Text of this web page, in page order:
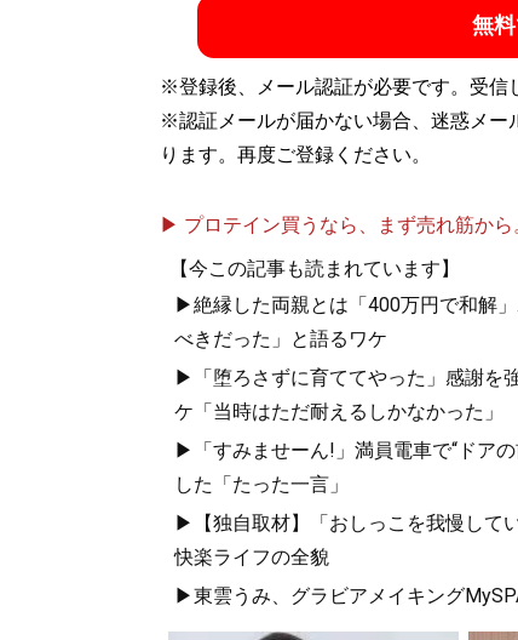
無
※登録後、メール認証が必要です。受信
※認証メールが届かない場合、迷惑メー
ります。再度ご登録ください。
▶ プロテイン買うなら、まず売れ筋か
【今この記事も読まれています】
▶絶縁した両親とは「400万円で和解
べきだった」と語るワケ
▶「堕ろさずに育ててやった」感謝を
ケ「当時はただ耐えるしかなかった」
▶「すみませーん!」満員電車で“ドア
した「たった一言」
▶【独自取材】「おしっこを我慢して
快楽ライフの全貌
▶東雲うみ、グラビアメイキング